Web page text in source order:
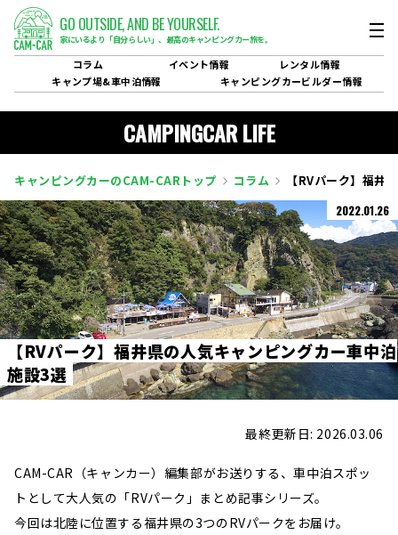
GO OUTSIDE,AND BE YOURSELF.
家にいるより「自分らしい」、 最高のキャンピングカー旅を。
コラム イベント情報 レンタル情報
キャンプ場&車中泊情報 キャンピングカービルダー情報
CAMPINGCAR LIFE
キャンピングカーのCAM-CARトップ コラム 【RVパーク】福井
2022.01.26
【RVパーク】福井県の人気キャンピングカー車中泊
施設3選
最終更新日: 2026.03.06
CAM-CAR（キャンカー）編集部がお送りする、車中泊スポッ
トとして大人気の「RVパーク」まとめ記事シリーズ。
今回は北陸に位置する福井県の3つのRVパークをお届け。